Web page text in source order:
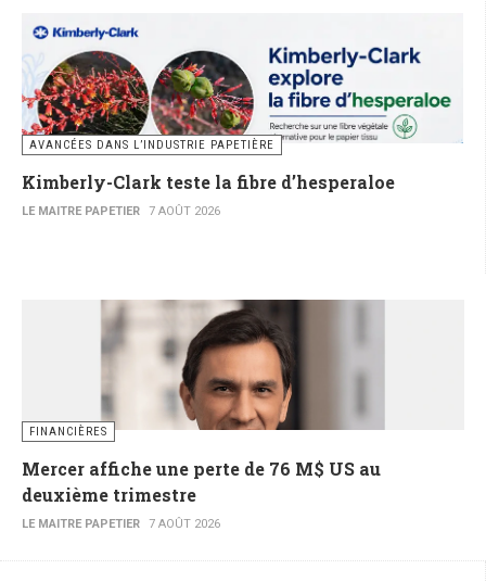
AVANCÉES DANS L’INDUSTRIE PAPETIÈRE
Kimberly-Clark teste la fibre d’hesperaloe
LE MAITRE PAPETIER 7 AOÛT 2026
FINANCIÈRES
Mercer affiche une perte de 76 M$ US au
deuxième trimestre
LE MAITRE PAPETIER 7 AOÛT 2026